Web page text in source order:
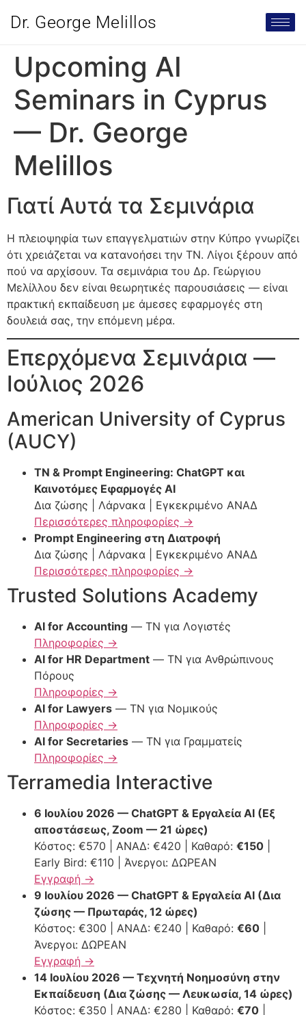
Dr. George Melillos
Upcoming AI
Seminars in Cyprus
— Dr. George
Melillos
Γιατί Αυτά τα Σεμινάρια
Η πλειοψηφία των επαγγελματιών στην Κύπρο γνωρίζει
ότι χρειάζεται να κατανοήσει την ΤΝ. Λίγοι ξέρουν από
πού να αρχίσουν. Τα σεμινάρια του Δρ. Γεώργιου
Μελίλλου δεν είναι θεωρητικές παρουσιάσεις — είναι
πρακτική εκπαίδευση με άμεσες εφαρμογές στη
δουλειά σας, την επόμενη μέρα.
Επερχόμενα Σεμινάρια —
Ιούλιος 2026
American University of Cyprus
(AUCY)
ΤΝ & Prompt Engineering: ChatGPT και
Καινοτόμες Εφαρμογές AI
Δια ζώσης | Λάρνακα | Εγκεκριμένο ΑΝΑΔ
Περισσότερες πληροφορίες →
Prompt Engineering στη Διατροφή
Δια ζώσης | Λάρνακα | Εγκεκριμένο ΑΝΑΔ
Περισσότερες πληροφορίες →
Trusted Solutions Academy
AI for Accounting — ΤΝ για Λογιστές
Πληροφορίες →
AI for HR Department — ΤΝ για Ανθρώπινους
Πόρους
Πληροφορίες →
AI for Lawyers — ΤΝ για Νομικούς
Πληροφορίες →
AI for Secretaries — ΤΝ για Γραμματείς
Πληροφορίες →
Terramedia Interactive
6 Ιουλίου 2026 — ChatGPT & Εργαλεία AI (Εξ
αποστάσεως, Zoom — 21 ώρες)
Κόστος: €570 | ΑΝΑΔ: €420 | Καθαρό: €150
Early Bird: €110 | Άνεργοι: ΔΩΡΕΑΝ
Εγγραφή →
9 Ιουλίου 2026 — ChatGPT & Εργαλεία AI (Δια
ζώσης — Πρωταράς, 12 ώρες)
Κόστος: €300 | ΑΝΑΔ: €240 | Καθαρό: €60
Άνεργοι: ΔΩΡΕΑΝ
Εγγραφή →
14 Ιουλίου 2026 — Τεχνητή Νοημοσύνη στην
Εκπαίδευση (Δια ζώσης — Λευκωσία, 14 ώρες)
Κόστος: €350 | ΑΝΑΔ: €280 | Καθαρό: €70